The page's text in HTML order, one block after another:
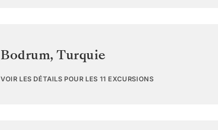
Bodrum, Turquie
VOIR LES DÉTAILS POUR LES 11 EXCURSIONS